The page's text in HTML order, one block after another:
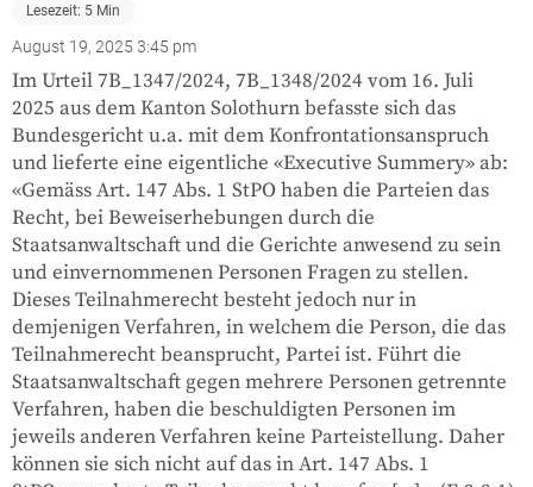
Lesezeit: 5 Min
August 19, 2025 3:45 pm
Im Urteil 7B_1347/2024, 7B_1348/2024 vom 16. Juli
2025 aus dem Kanton Solothurn befasste sich das
Bundesgericht u.a. mit dem Konfrontationsanspruch
und lieferte eine eigentliche «Executive Summery» ab:
«Gemäss Art. 147 Abs. 1 StPO haben die Parteien das
Recht, bei Beweiserhebungen durch die
Staatsanwaltschaft und die Gerichte anwesend zu sein
und einvernommenen Personen Fragen zu stellen.
Dieses Teilnahmerecht besteht jedoch nur in
demjenigen Verfahren, in welchem die Person, die das
Teilnahmerecht beansprucht, Partei ist. Führt die
Staatsanwaltschaft gegen mehrere Personen getrennte
Verfahren, haben die beschuldigten Personen im
jeweils anderen Verfahren keine Parteistellung. Daher
können sie sich nicht auf das in Art. 147 Abs. 1